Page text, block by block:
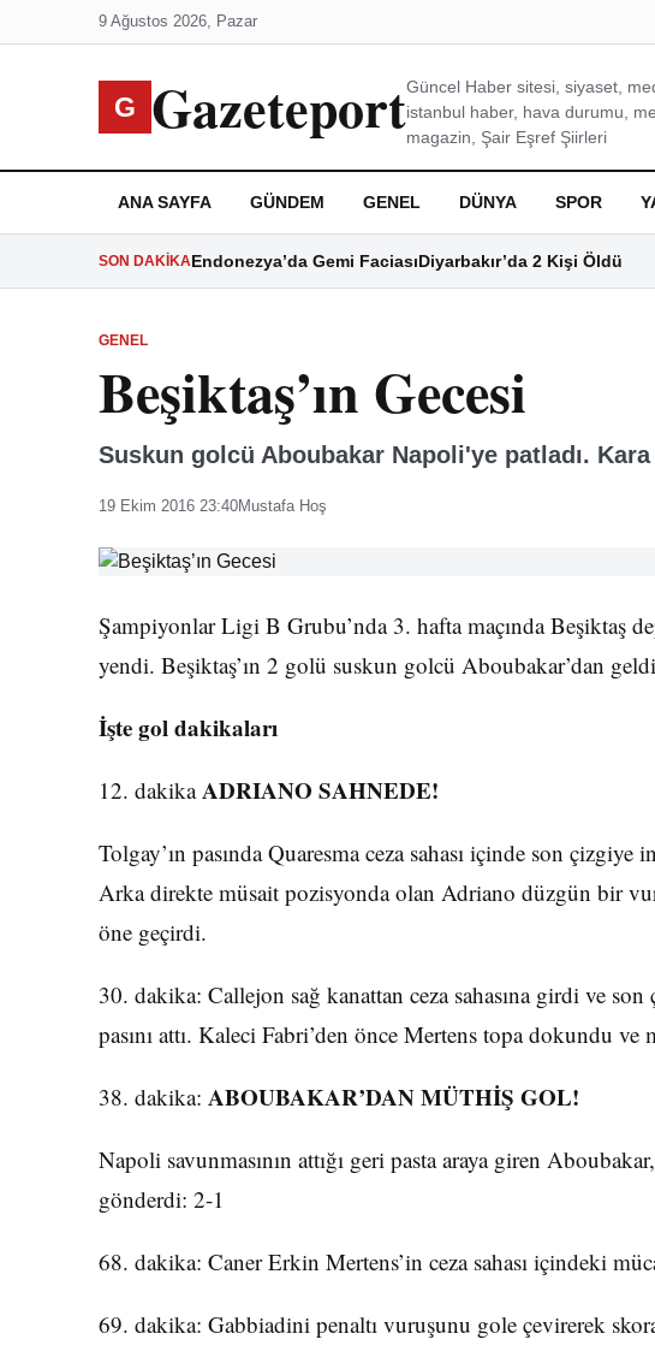
9 Ağustos 2026, Pazar
G GazeteportGüncel Haber sitesi, siyaset,
istanbul haber, hava durumu,
magazin, Şair Eşref Şiirleri
ANA SAYFA GÜNDEM GENEL DÜNYA SPOR
SON DAKIKAEndonezya’da Gemi FaciasıDiyarbakır’da 2 Kişi Öldü
GENEL
Beşiktaş’ın Gecesi
Suskun golcü Aboubakar Napoli'ye patladı.
19 Ekim 2016 23:40Mustafa Hoş
Şampiyonlar Ligi B Grubu’nda 3. hafta maçında Beşiktaş
yendi. Beşiktaş’ın 2 golü suskun golcü Aboubakar’dan
İşte gol dakikaları
12. dakikaADRIANO SAHNEDE!
Tolgay’ın pasında Quaresma ceza sahası içinde son çizgiye
Arka direkte müsait pozisyonda olan Adriano düzgün bir
öne geçirdi.
30. dakika: Callejon sağ kanattan ceza sahasına girdi ve
pasını attı. Kaleci Fabri’den önce Mertens topa dokundu ve
38. dakika: ABOUBAKAR’DAN MÜTHİŞ GOL!
Napoli savunmasının attığı geri pasta araya giren
gönderdi: 2-1
68. dakika: Caner Erkin Mertens’in ceza sahası içindeki
69. dakika: Gabbiadini penaltı vuruşunu gole çevirerek